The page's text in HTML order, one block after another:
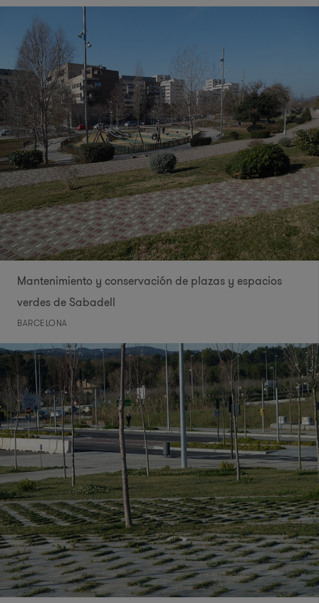
Mantenimiento y conservación de plazas y espacios
verdes de Sabadell
BARCELONA